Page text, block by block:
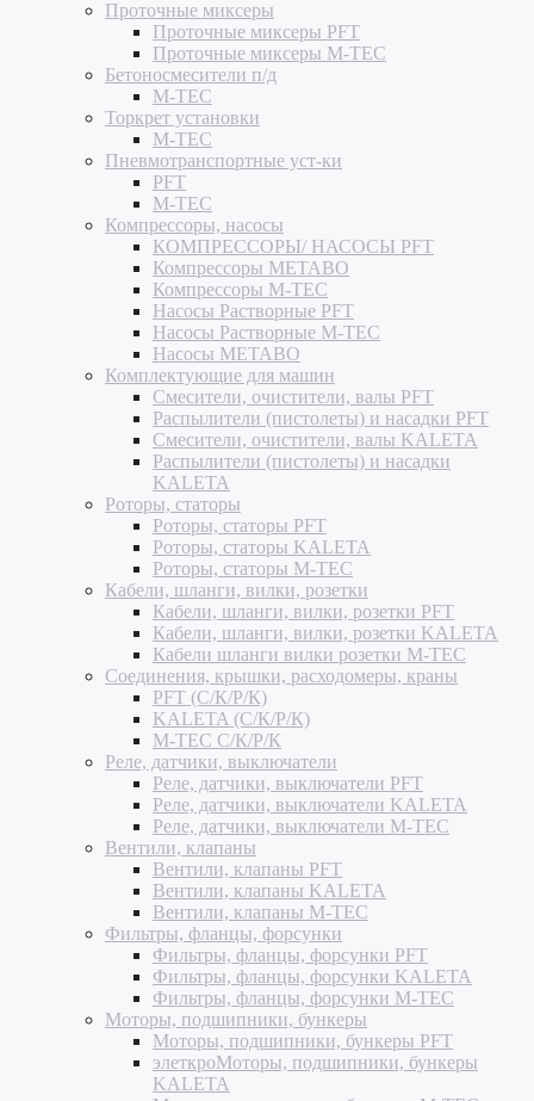
Проточные миксеры
Проточные миксеры PFT
Проточные миксеры M-TEC
Бетоносмесители п/д
M-TEC
Торкрет установки
M-TEC
Пневмотранспортные уст-ки
PFT
M-TEC
Компрессоры, насосы
КОМПРЕССОРЫ/ НАСОСЫ PFT
Компрессоры METABO
Компрессоры M-TEC
Насосы Растворные PFT
Насосы Растворные M-TEC
Насосы METABO
Комплектующие для машин
Смесители, очистители, валы PFT
Распылители (пистолеты) и насадки PFT
Смесители, очистители, валы KALETA
Распылители (пистолеты) и насадки
KALETA
Роторы, статоры
Роторы, статоры PFT
Роторы, статоры KALETA
Роторы, статоры M-TEC
Кабели, шланги, вилки, розетки
Кабели, шланги, вилки, розетки PFT
Кабели, шланги, вилки, розетки KALETA
Кабели шланги вилки розетки M-TEC
Соединения, крышки, расходомеры, краны
PFT (С/К/Р/К)
KALETA (С/К/Р/К)
M-TEC С/К/Р/К
Реле, датчики, выключатели
Реле, датчики, выключатели PFT
Реле, датчики, выключатели KALETA
Реле, датчики, выключатели M-TEC
Вентили, клапаны
Вентили, клапаны PFT
Вентили, клапаны KALETA
Вентили, клапаны M-TEC
Фильтры, фланцы, форсунки
Фильтры, фланцы, форсунки PFT
Фильтры, фланцы, форсунки KALETA
Фильтры, фланцы, форсунки M-TEC
Моторы, подшипники, бункеры
Моторы, подшипники, бункеры PFT
элеткроМоторы, подшипники, бункеры
KALETA